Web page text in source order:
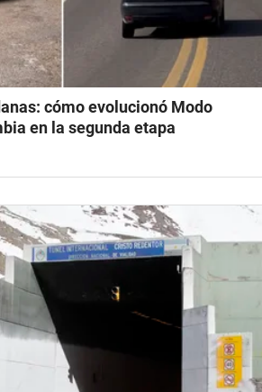
cómo evolucionó Modo
en la segunda etapa